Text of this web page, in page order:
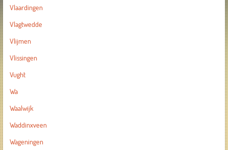
Vlaardingen
Vlagtwedde
Vlijmen
Vlissingen
Vught
Wa
Waalwijk
Waddinxveen
Wageningen